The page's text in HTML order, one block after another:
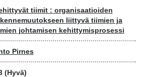
tiimit : organisaatioiden
liittyvä tiimien ja
johtamisen kehittymisprosessi
Pirnes
(Hyvä)